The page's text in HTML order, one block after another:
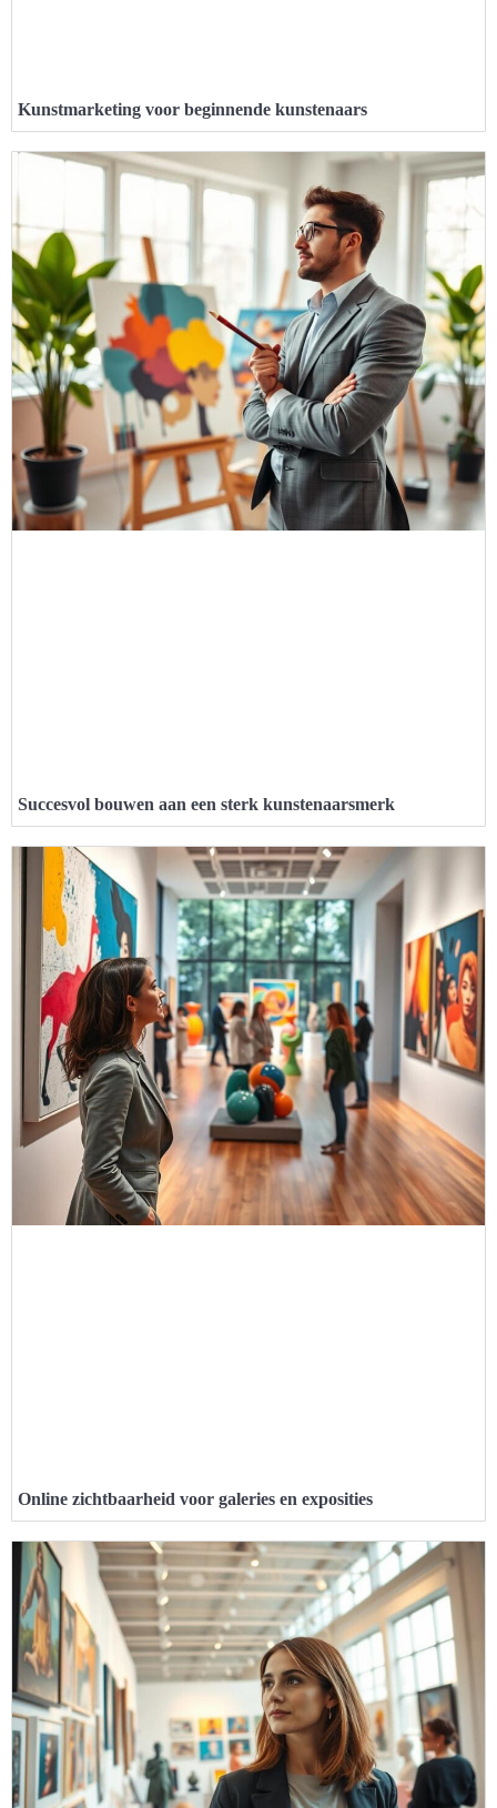
Kunstmarketing voor beginnende kunstenaars
Succesvol bouwen aan een sterk kunstenaarsmerk
Online zichtbaarheid voor galeries en exposities